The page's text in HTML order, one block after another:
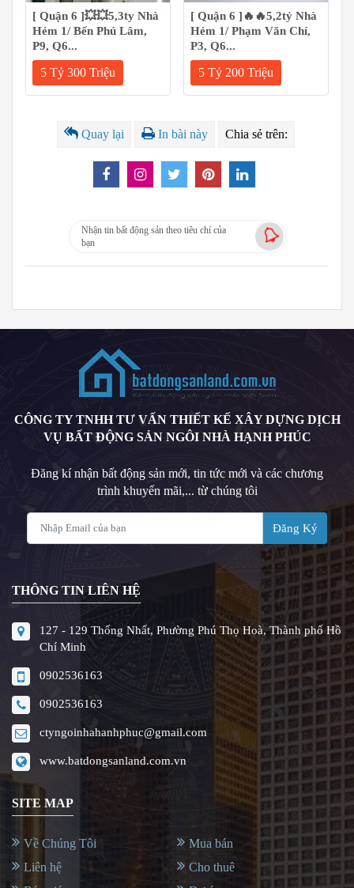
[ Quận 6 ]💥💥5,3ty Nhà
Hẻm 1/ Bến Phú Lâm,
P9, Q6...
5 Tỷ 300 Triệu
[ Quận 6 ]🔥🔥5,2tỷ Nhà
Hẻm 1/ Phạm Văn Chí,
P3, Q6...
5 Tỷ 200 Triệu
Quay lại In bài này Chia sẻ trên:
Nhận tin bất động sản theo tiêu chí của
bạn
CÔNG TY TNHH TƯ VẤN THIẾT KẾ XÂY DỰNG DỊCH
VỤ BẤT ĐỘNG SẢN NGÔI NHÀ HẠNH PHÚC
Đăng kí nhận bất động sản mới, tin tức mới và các chương
trình khuyến mãi,... từ chúng tôi
Đăng Ký
THÔNG TIN LIÊN HỆ
127 - 129 Thống Nhất, Phường Phú Thọ Hoà, Thành phố Hồ
Chí Minh
0902536163
0902536163
ctyngoinhahanhphuc@gmail.com
www.batdongsanland.com.vn
SITE MAP
Về Chúng Tôi
Liên hệ
Mua bán
Cho thuê